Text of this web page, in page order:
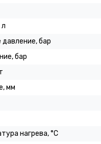
давление, бар
бар
мм
нагрева, °C